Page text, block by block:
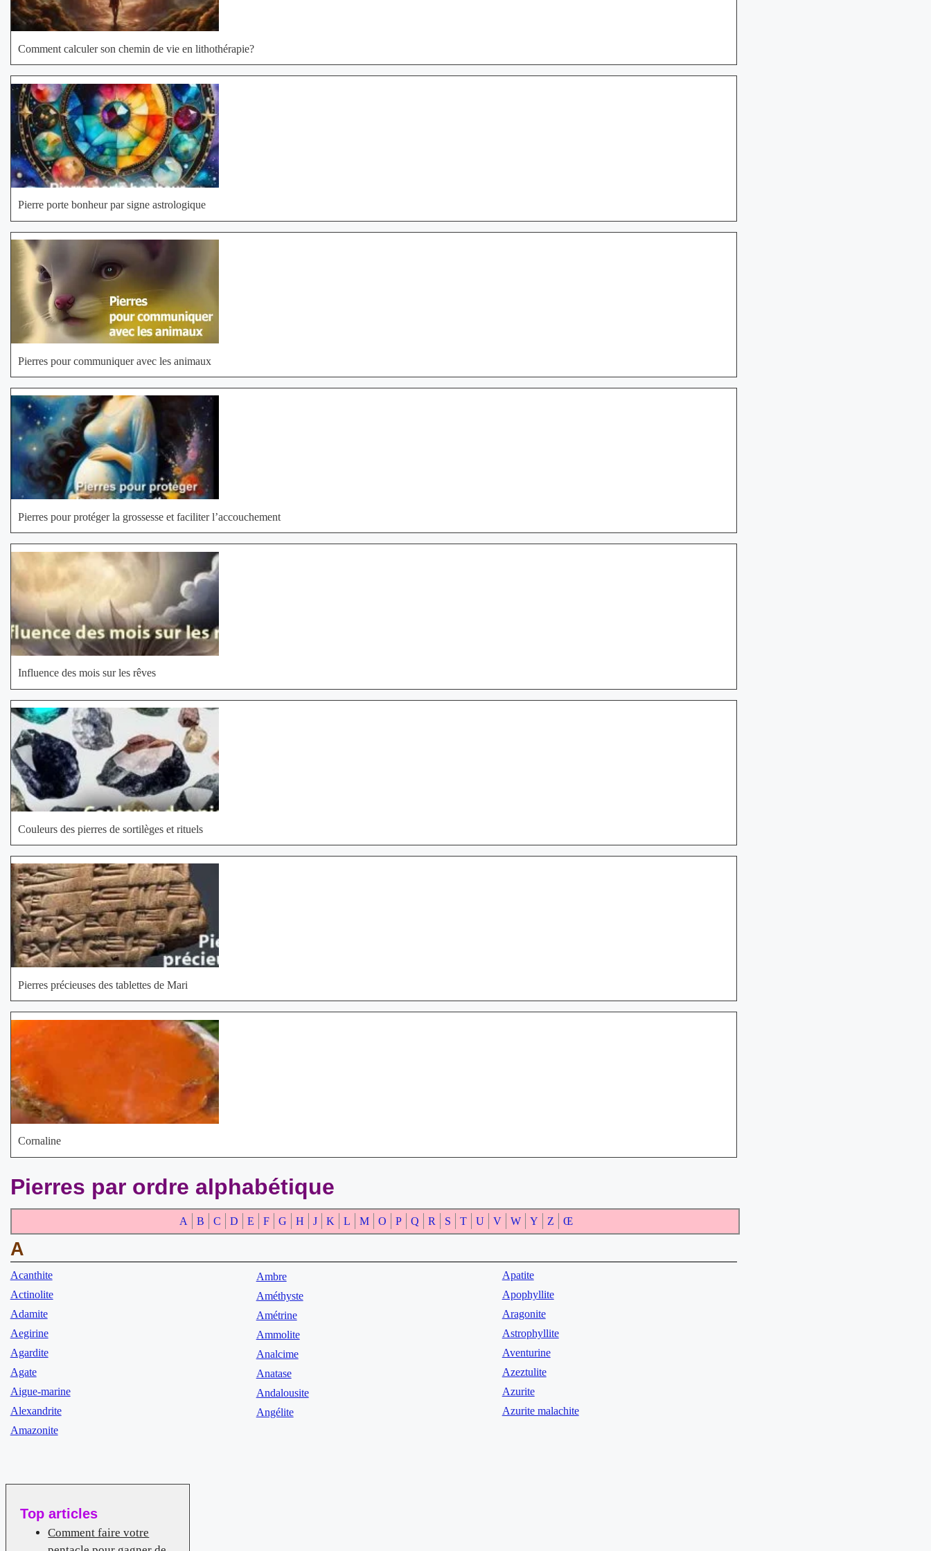
Comment calculer son chemin de vie en lithothérapie?
Pierre porte bonheur par signe astrologique
Pierres pour communiquer avec les animaux
Pierres pour protéger la grossesse et faciliter l’accouchement
Influence des mois sur les rêves
Couleurs des pierres de sortilèges et rituels
Pierres précieuses des tablettes de Mari
Cornaline
Pierres par ordre alphabétique
A B C D E F G H J K L M O P Q R S T U V W Y Z Œ
A
Acanthite
Actinolite
Adamite
Aegirine
Agardite
Agate
Aigue-marine
Alexandrite
Amazonite
Ambre
Améthyste
Amétrine
Ammolite
Analcime
Anatase
Andalousite
Angélite
Apatite
Apophyllite
Aragonite
Astrophyllite
Aventurine
Azeztulite
Azurite
Azurite malachite
Top articles
Comment faire votre